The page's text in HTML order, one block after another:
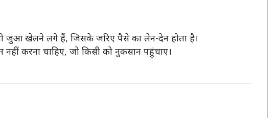
जुआ खेलने लगे हैं, जिसके जरिए पैसे का लेन-देन होता है।
करना चाहिए, जो किसी को नुकसान पहुंचाए।